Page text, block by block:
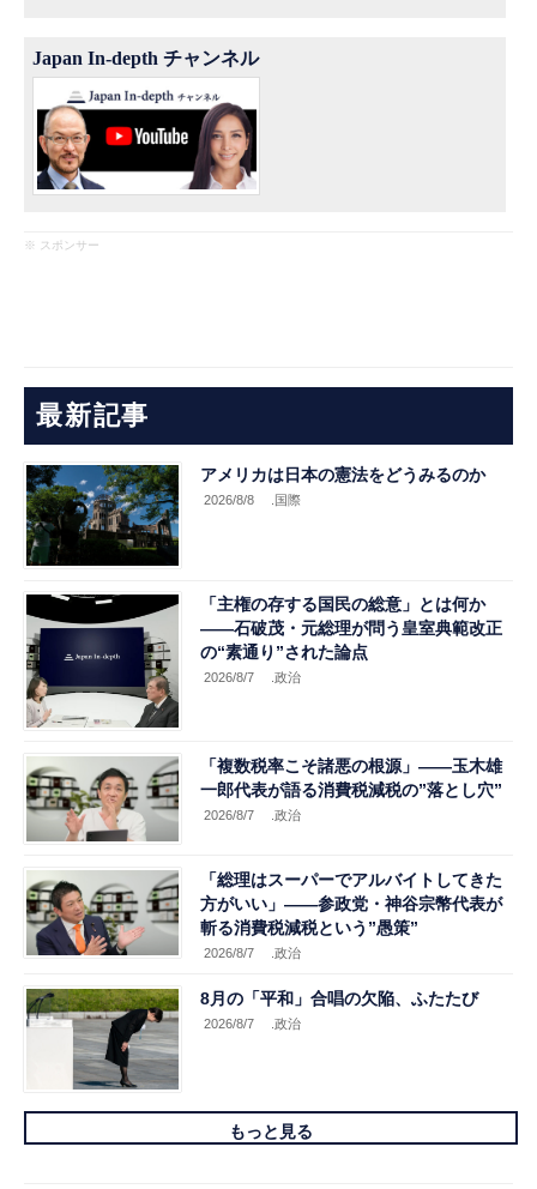
Japan In-depth チャンネル
※ スポンサー
最新記事
アメリカは日本の憲法をどうみるのか
2026/8/8 .国際
「主権の存する国民の総意」とは何か
――石破茂・元総理が問う皇室典範改正
の“素通り”された論点
2026/8/7 .政治
「複数税率こそ諸悪の根源」――玉木雄
一郎代表が語る消費税減税の”落とし穴”
2026/8/7 .政治
「総理はスーパーでアルバイトしてきた
方がいい」――参政党・神谷宗幣代表が
斬る消費税減税という”愚策”
2026/8/7 .政治
8月の「平和」合唱の欠陥、ふたたび
2026/8/7 .政治
もっと見る